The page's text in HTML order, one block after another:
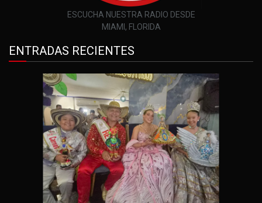
ESCUCHA NUESTRA RADIO DESDE
MIAMI, FLORIDA
ENTRADAS RECIENTES